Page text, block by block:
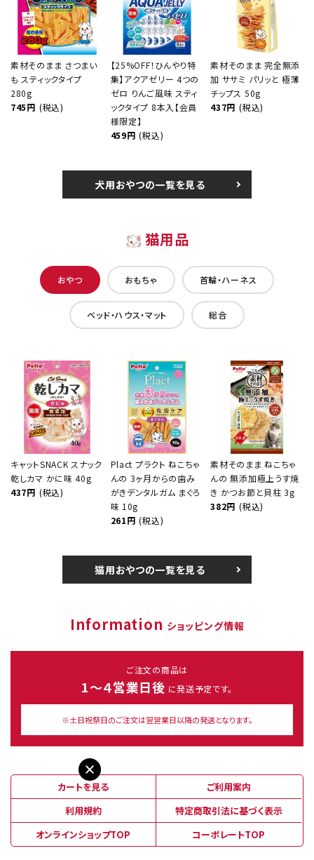
素材そのまま さつまい
も スティックタイプ
280g
745円 (税込)
【25%OFF！ひんやり特
集】アクアゼリー 4つの
ゼロ りんご風味 スティ
ックタイプ 8本入【会員
様限定】
459円 (税込)
素材そのまま 完全無添
加 ササミ パリッと 極薄
チップス 50g
437円 (税込)
犬用おやつの一覧を見る
猫用品
おやつ おもちゃ 首輪・ハーネス
ベッド・ハウス・マット 総合
キャットSNACK スナック
乾しカマ かに味 40g
437円 (税込)
Plact プラクト ねこちゃ
んの 3ヶ月からの歯み
がきデンタルガム まぐろ
味 10g
261円 (税込)
素材そのまま ねこちゃ
んの 無添加極上うす焼
き かつお節と貝柱 3g
382円 (税込)
猫用おやつの一覧を見る
Information ショッピング情報
ご注文の商品は
1～４営業日後 に発送予定です。
※土日祝祭日のご注文は翌営業日以降の発送となります。
カートを見る
ご利用案内
利用規約
特定商取引法に基づく表示
オンラインショップTOP
コーポレートTOP